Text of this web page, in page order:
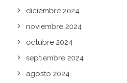
diciembre 2024
noviembre 2024
octubre 2024
septiembre 2024
agosto 2024